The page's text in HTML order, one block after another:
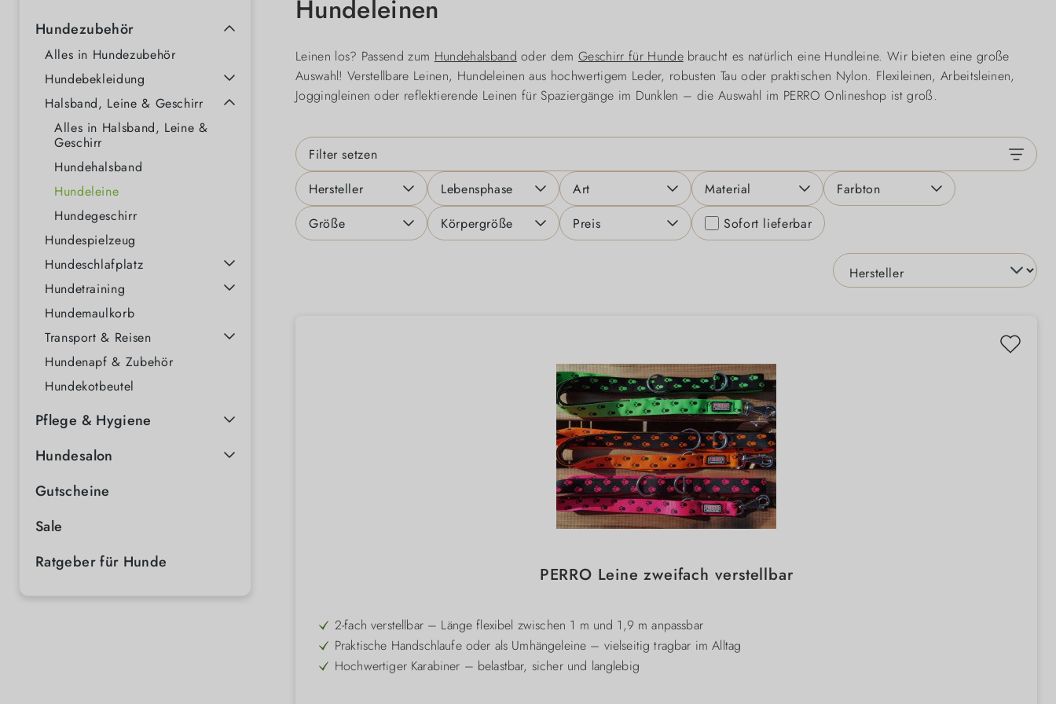
Hundezubehör
Alles in Hundezubehör
Hundebekleidung
Halsband, Leine & Geschirr
Alles in Halsband, Leine &
Geschirr
Hundehalsband
Hundeleine
Hundegeschirr
Hundespielzeug
Hundeschlafplatz
Hundetraining
Hundemaulkorb
Transport & Reisen
Hundenapf & Zubehör
Hundekotbeutel
Pflege & Hygiene
Hundesalon
Gutscheine
Sale
Ratgeber für Hunde
Hundeleinen
Leinen los? Passend zum Hundehalsband oder demGeschirr für Hundebraucht es natürlich eine Hundleine. Wir bieten eine große
Auswahl! Verstellbare Leinen, Hundeleinen aus hochwertigem Leder, robusten Tau oder praktischen Nylon. Flexileinen, Arbeitsleinen,
Joggingleinen oder reflektierende Leinen für Spaziergänge im Dunklen – die Auswahl im PERRO Onlineshop ist groß.
Filter setzen
Hersteller
Lebensphase Art Material
Farbton
Größe
Körpergröße Preis Sofort lieferbar
PERRO Leine zweifach verstellbar
2-fach verstellbar – Länge flexibel zwischen 1 m und 1,9 m anpassbar
Praktische Handschlaufe oder als Umhängeleine – vielseitig tragbar im Alltag
Hochwertiger Karabiner – belastbar, sicher und langlebig